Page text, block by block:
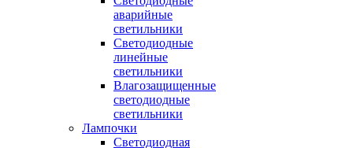
аварийные
светильники
Светодиодные
линейные
светильники
Влагозащищенные
светодиодные
светильники
Лампочки
Светодиодная